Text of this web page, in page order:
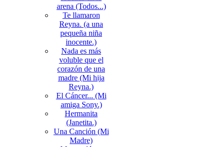
arena (Todos...)
Te llamaron
Reyna. (a una
pequeña niña
inocente.)
Nada es más
voluble que el
corazón de una
madre (Mi hija
Reyna.)
El Cáncer... (Mi
amiga Sony.)
Hermanita
(Janetita.)
Una Canción (Mi
Madre)